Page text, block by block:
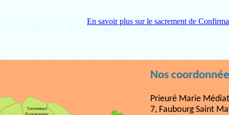
En savoir plus sur le sacrement de
Nos
Prieuré Marie
7, Faubourg Saint